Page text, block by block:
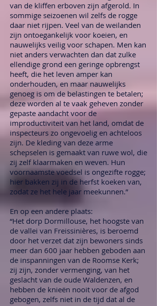
van de kliffen erboven zijn afgerold. In
sommige seizoenen wil zelfs de rogge
daar niet rijpen. Veel van de weilanden
zijn ontoegankelijk voor koeien, en
nauwelijks veilig voor schapen. Men kan
niet anders verwachten dan dat zulke
ellendige grond een geringe opbrengst
heeft, die het leven amper kan
onderhouden, en maar nauwelijks
genoeg is om de belastingen te betalen;
deze worden al te vaak geheven zonder
gepaste aandacht voor de
improductiviteit van het land, omdat de
inspecteurs zo ongevoelig en achteloos
zijn. De kleding van deze arme
schepselen is gemaakt van ruwe wol, die
zij zelf klaarmaken en weven. Hun
voornaamste voedsel is ongezifte rogge;
hier bakken zij in de herfst koeken van,
zodat ze het hele jaar meekunnen.”
En op een andere plaats:
“Het dorp Dormillouse, het hoogste van
de vallei van Freissinières, is beroemd
door het verzet dat zijn bewoners sinds
meer dan 600 jaar hebben geboden aan
de inspanningen van de Roomse Kerk;
zij zijn, zonder vermenging, van het
geslacht van de oude Waldenzen, en
hebben de knieën nooit voor de afgod
gebogen, zelfs niet in de tijd dat al de